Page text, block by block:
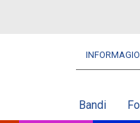
Navbar
Bandi